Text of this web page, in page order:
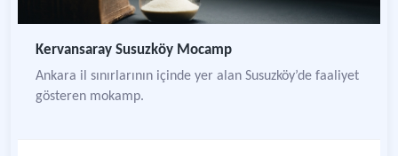
Kervansaray Susuzköy Mocamp
Ankara il sınırlarının içinde yer alan Susuzköy’de faaliyet
gösteren mokamp.